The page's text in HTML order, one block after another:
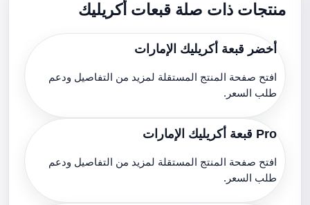
منتجات ذات صلة قبعات أكريليك
أخضر قبعة أكريليك الإمارات
افتح صفحة المنتج المستقلة لمزيد من التفاصيل ودعم
طلب السعر.
Pro قبعة أكريليك الإمارات
افتح صفحة المنتج المستقلة لمزيد من التفاصيل ودعم
طلب السعر.